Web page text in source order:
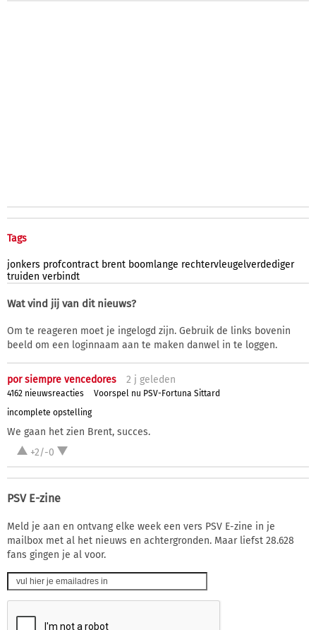
Tags
jonkers profcontract brent boomlange rechtervleugelverdediger
truiden verbindt
Wat vind jij van dit nieuws?
Om te reageren moet je ingelogd zijn. Gebruik de links bovenin
beeld om een loginnaam aan te maken danwel in te loggen.
por siempre vencedores 2 j geleden
4162 nieuwsreacties
Voorspel nu PSV-Fortuna Sittard
incomplete opstelling
We gaan het zien Brent, succes.
+2/-0
PSV E-zine
Meld je aan en ontvang elke week een vers PSV E-zine in je
mailbox met al het nieuws en achtergronden. Maar liefst 28.628
fans gingen je al voor.